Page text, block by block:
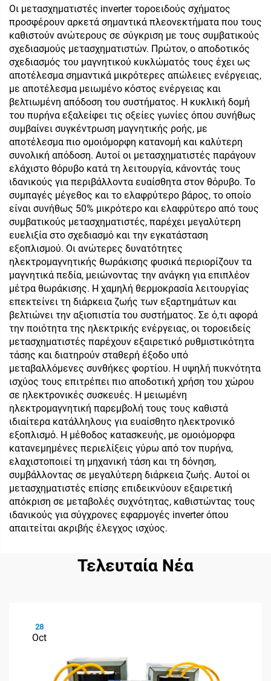
μετασχηματιστής 220v
80v
πυρήνες, μαγνητικούς
δακτυλίους για είσοδο
110V και έξοδο 380V
Οι μετασχηματιστές inverter τοροειδούς σχήματος
προσφέρουν αρκετά σημαντικά πλεονεκτήματα που τους
καθιστούν ανώτερους σε σύγκριση με τους συμβατικούς
σχεδιασμούς μετασχηματιστών. Πρώτον, ο αποδοτικός
σχεδιασμός του μαγνητικού κυκλώματός τους έχει ως
αποτέλεσμα σημαντικά μικρότερες απώλειες ενέργειας,
με αποτέλεσμα μειωμένο κόστος ενέργειας και
βελτιωμένη απόδοση του συστήματος. Η κυκλική δομή
του πυρήνα εξαλείφει τις οξείες γωνίες όπου συνήθως
συμβαίνει συγκέντρωση μαγνητικής ροής, με
αποτέλεσμα πιο ομοιόμορφη κατανομή και καλύτερη
συνολική απόδοση. Αυτοί οι μετασχηματιστές παράγουν
ελάχιστο θόρυβο κατά τη λειτουργία, κάνοντάς τους
ιδανικούς για περιβάλλοντα ευαίσθητα στον θόρυβο. Το
συμπαγές μέγεθος και το ελαφρύτερο βάρος, το οποίο
είναι συνήθως 50% μικρότερο και ελαφρύτερο από τους
συμβατικούς μετασχηματιστές, παρέχει μεγαλύτερη
ευελιξία στο σχεδιασμό και την εγκατάσταση
εξοπλισμού. Οι ανώτερες δυνατότητες
ηλεκτρομαγνητικής θωράκισης φυσικά περιορίζουν τα
μαγνητικά πεδία, μειώνοντας την ανάγκη για επιπλέον
μέτρα θωράκισης. Η χαμηλή θερμοκρασία λειτουργίας
επεκτείνει τη διάρκεια ζωής των εξαρτημάτων και
βελτιώνει την αξιοπιστία του συστήματος. Σε ό,τι αφορά
την ποιότητα της ηλεκτρικής ενέργειας, οι τοροειδείς
μετασχηματιστές παρέχουν εξαιρετικό ρυθμιστικότητα
τάσης και διατηρούν σταθερή έξοδο υπό
μεταβαλλόμενες συνθήκες φορτίου. Η υψηλή πυκνότητα
ισχύος τους επιτρέπει πιο αποδοτική χρήση του χώρου
σε ηλεκτρονικές συσκευές. Η μειωμένη
ηλεκτρομαγνητική παρεμβολή τους τους καθιστά
ιδιαίτερα κατάλληλους για ευαίσθητο ηλεκτρονικό
εξοπλισμό. Η μέθοδος κατασκευής, με ομοιόμορφα
κατανεμημένες περιελίξεις γύρω από τον πυρήνα,
ελαχιστοποιεί τη μηχανική τάση και τη δόνηση,
συμβάλλοντας σε μεγαλύτερη διάρκεια ζωής. Αυτοί οι
μετασχηματιστές επίσης επιδεικνύουν εξαιρετική
απόκριση σε μεταβολές συχνότητας, καθιστώντας τους
ιδανικούς για σύγχρονες εφαρμογές inverter όπου
απαιτείται ακριβής έλεγχος ισχύος.
Τελευταία Νέα
28
Oct